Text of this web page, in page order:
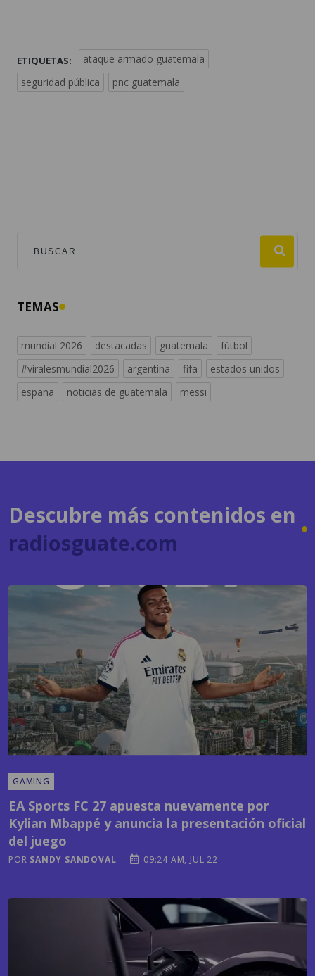
ETIQUETAS:
ataque armado guatemala
seguridad pública
pnc guatemala
mundial 2026
españa
noticias de guatemala messi
radiosguate.com
GAMING
Kylian Mbappé y anuncia la presentación oficial
del juego
PORSANDY SANDOVAL 09:24 AM, JUL 22